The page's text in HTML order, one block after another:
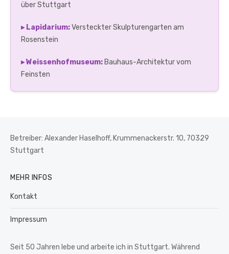
über Stuttgart
▸ Lapidarium:Versteckter Skulpturengarten am
Rosenstein
▸ Weissenhofmuseum: Bauhaus-Architektur vom
Feinsten
Betreiber: Alexander Haselhoff, Krummenackerstr. 10, 70329
Stuttgart
MEHR INFOS
Kontakt
Impressum
Seit 50 Jahren lebe und arbeite ich in Stuttgart. Während